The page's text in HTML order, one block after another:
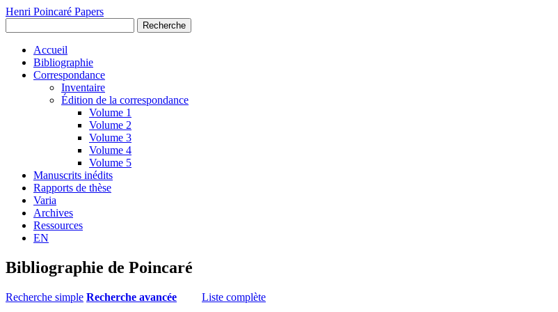
Henri Poincaré Papers
Recherche
Accueil
Bibliographie
Correspondance
Inventaire
Édition de la correspondance
Volume 1
Volume 2
Volume 3
Volume 4
Volume 5
Manuscrits inédits
Rapports de thèse
Varia
Archives
Ressources
EN
Bibliographie de Poincaré
Recherche simple Recherche avancée Liste complète